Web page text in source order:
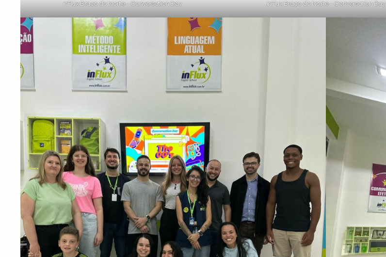
inFlux Braço do Norte – Conversation Day inFlux Braço do Norte – Conversation Day